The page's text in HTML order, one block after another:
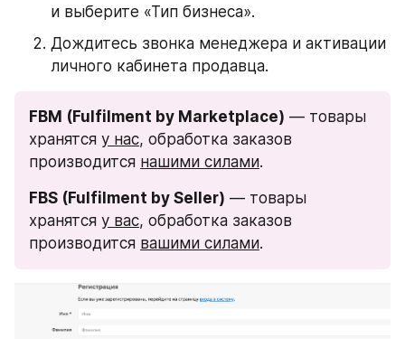
и выберите «Тип бизнеса».
Дождитесь звонка менеджера и активации
личного кабинета продавца.
FBM (Fulfilment by Marketplace) — товары
хранятся у нас, обработка заказов
производится нашими силами.
FBS (Fulfilment by Seller) — товары
хранятся у вас, обработка заказов
производится вашими силами.